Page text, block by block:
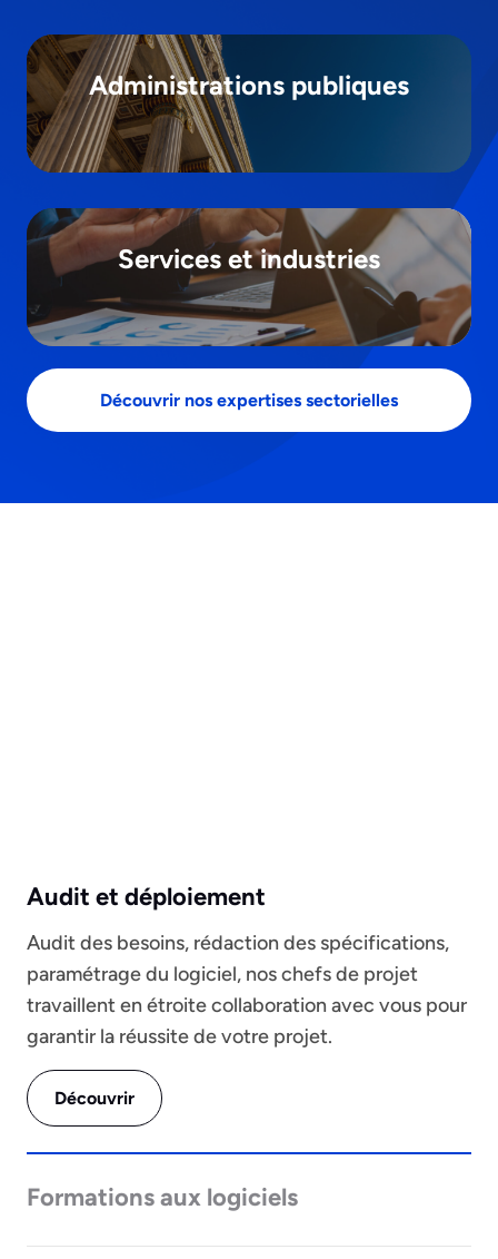
Administrations publiques
Services et industries
Découvrir nos expertises sectorielles
Audit et déploiement
Audit des besoins, rédaction des spécifications,
paramétrage du logiciel, nos chefs de projet
travaillent en étroite collaboration avec vous pour
garantir la réussite de votre projet.
Découvrir
Formations aux logiciels